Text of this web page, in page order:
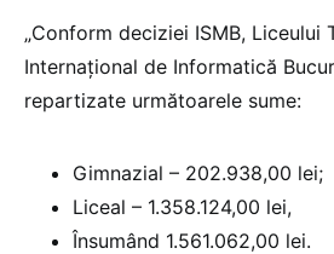
„Conform deciziei ISMB, Liceului
Internațional de Informatică
repartizate următoarele sume:
Gimnazial – 202.938,00 lei;
Liceal – 1.358.124,00 lei,
Însumând 1.561.062,00 lei.